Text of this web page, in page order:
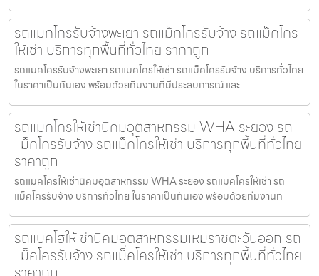
รถแมคโครรับจ้างพะเยา รถแม็คโครรับจ้าง รถแม็คโคร
ให้เช่า บริการทุกพื้นที่ทั่วไทย ราคาถูก
รถแมคโครรับจ้างพะเยา รถแมคโครให้เช่า รถแม็คโครรับจ้าง บริการทั่วไทย
ในราคาเป็นกันเอง พร้อมด้วยทีมงานที่มีประสบการณ์ และ
รถแมคโครให้เช่านิคมอุตสาหกรรม WHA ระยอง รถ
แม็คโครรับจ้าง รถแม็คโครให้เช่า บริการทุกพื้นที่ทั่วไทย
ราคาถูก
รถแมคโครให้เช่านิคมอุตสาหกรรม WHA ระยอง รถแมคโครให้เช่า รถ
แม็คโครรับจ้าง บริการทั่วไทย ในราคาเป็นกันเอง พร้อมด้วยทีมงานท
รถแบคโฮให้เช่านิคมอุตสาหกรรมเหมราชตะวันออก รถ
แม็คโครรับจ้าง รถแม็คโครให้เช่า บริการทุกพื้นที่ทั่วไทย